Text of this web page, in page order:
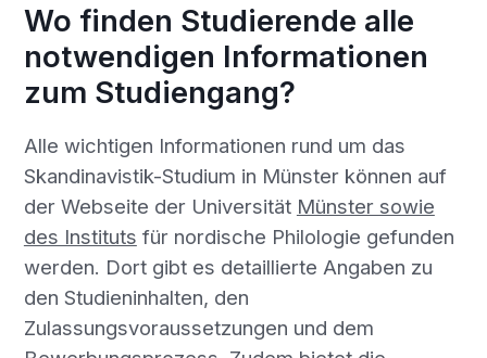
Wo finden Studierende alle
notwendigen Informationen
zum Studiengang?
Alle wichtigen Informationen rund um das
Skandinavistik-Studium in Münster können auf
der Webseite der Universität Münster sowie
des Instituts für nordische Philologie gefunden
werden. Dort gibt es detaillierte Angaben zu
den Studieninhalten, den
Zulassungsvoraussetzungen und dem